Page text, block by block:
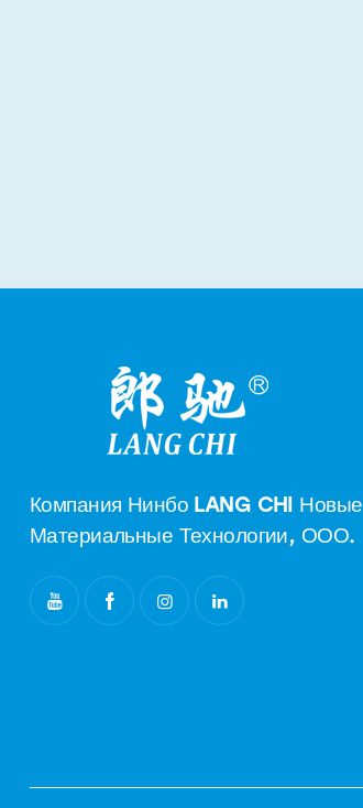
Компания Нинбо LANG CHI Новые
Материальные Технологии, ООО.